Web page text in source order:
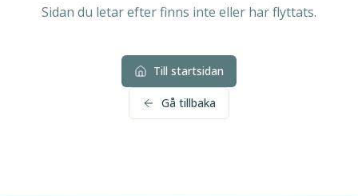
Sidan du letar efter finns inte eller har flyttats.
Till startsidan
Gå tillbaka